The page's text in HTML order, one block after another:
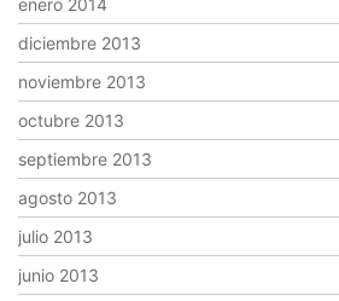
diciembre 2013
noviembre 2013
octubre 2013
septiembre 2013
agosto 2013
julio 2013
junio 2013